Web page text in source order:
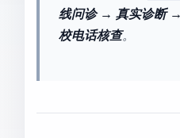
线问诊 → 真实诊断
校电话核查。